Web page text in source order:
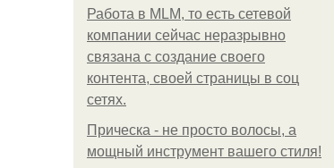
Работа в MLM, то есть сетевой
компании сейчас неразрывно
связана с создание своего
контента, своей страницы в соц
сетях.
Прическа - не просто волосы, а
мощный инструмент вашего стиля!